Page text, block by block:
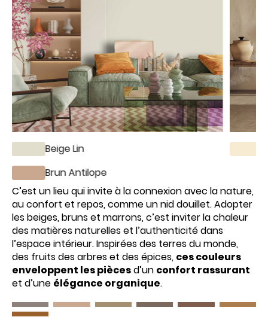
Beige Lin
Brun Antilope
C’est un lieu qui invite à la connexion avec la nature,
au confort et repos, comme un nid douillet. Adopter
les beiges, bruns et marrons, c’est inviter la chaleur
des matières naturelles et l’authenticité dans
l’espace intérieur. Inspirées des terres du monde,
des fruits des arbres et des épices, ces couleurs
enveloppent les piècesd’un confort rassurant
et d’une élégance organique.